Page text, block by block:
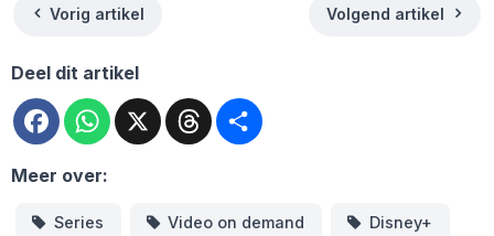
Vorig artikel Volgend artikel
Deel dit artikel
FacebookWhatsApp
X Threads
Meer over:
Series Video on demand Disney+